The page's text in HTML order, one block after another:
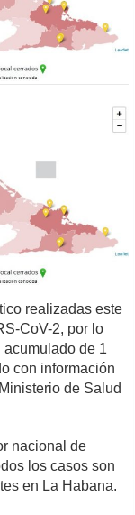
realizadas este
CoV-2, por lo
de 1
con información
de Salud
nacional de
los casos son
en La Habana.